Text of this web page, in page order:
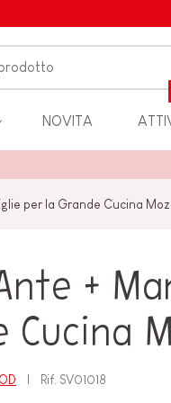
NOVITA
per la Grande Cucina
+
Cucina
Rif. SV01018